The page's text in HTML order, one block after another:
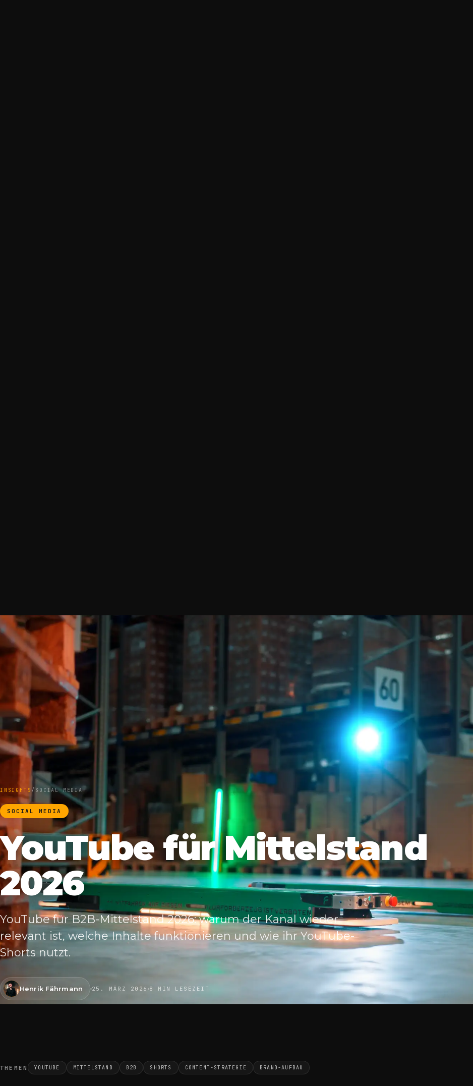
INSIGHTS / SOCIAL MEDIA
SOCIAL MEDIA
YouTube für Mittelstand
2026
YouTube für B2B-Mittelstand 2026: warum der Kanal wieder
relevant ist, welche Inhalte funktionieren und wie ihr YouTube-
Shorts nutzt.
Henrik Fährmann 25. MÄRZ 2026 8 MIN LESEZEIT
THEMEN YOUTUBE MITTELSTAND B2B SHORTS CONTENT-STRATEGIE BRAND-AUFBAU